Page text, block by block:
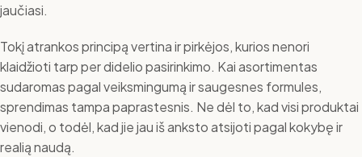
jaučiasi.
Tokį atrankos principą vertina ir pirkėjos, kurios nenori
klaidžioti tarp per didelio pasirinkimo. Kai asortimentas
sudaromas pagal veiksmingumą ir saugesnes formules,
sprendimas tampa paprastesnis. Ne dėl to, kad visi produktai
vienodi, o todėl, kad jie jau iš anksto atsijoti pagal kokybę ir
realią naudą.